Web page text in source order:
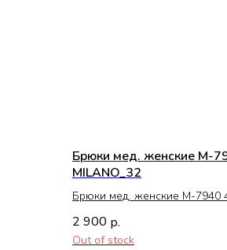
Брюки мед. женские М-
MILANO_32
Брюки мед. женские М-7940
2 900 р.
Out of stock